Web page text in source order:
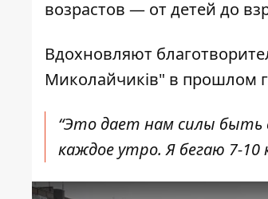
возрастов — от детей до
Вдохновляют
Миколайчиків" в прошлом
“Это дает нам силы быть
каждое утро. Я бегаю 7-10